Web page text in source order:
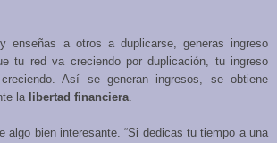
enseñas a otros a duplicarse, generas ingreso
tu red va creciendo por duplicación, tu ingreso
Así se generan ingresos, se obtiene
la libertad financiera.
algo bien interesante. “Si dedicas tu tiempo a una